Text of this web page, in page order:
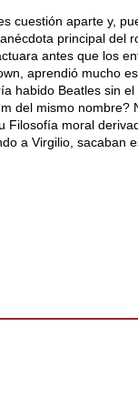
cuestión aparte y,
principal del
antes que los
aprendió mucho
habido Beatles sin
del mismo
moral
a Virgilio, sacaban